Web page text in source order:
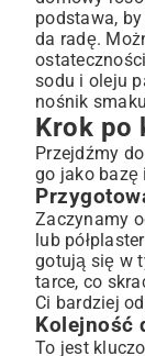
podstawa, by
da radę.
sodu i oleju
nośnik
Krok po
Przejdźmy
go jako bazę
Zaczynamy
lub
gotują się w
tarce, co
Ci bardziej
Kolejność
To jest